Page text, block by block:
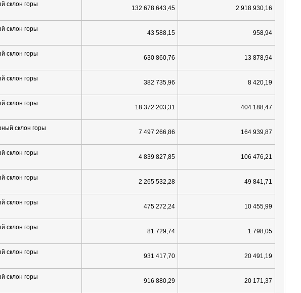
склон горы
132 678 643,45 2 918 930,16
склон горы
43 588,15 958,94
склон горы
630 860,76 13 878,94
склон горы
382 735,96 8 420,19
склон горы
18 372 203,31 404 188,47
склон горы
7 497 266,86 164 939,87
склон горы
4 839 827,85 106 476,21
склон горы
2 265 532,28 49 841,71
склон горы
475 272,24 10 455,99
склон горы
81 729,74 1 798,05
склон горы
931 417,70 20 491,19
склон горы
916 880,29 20 171,37